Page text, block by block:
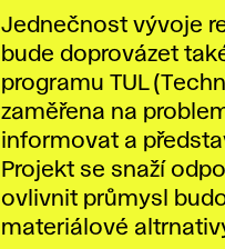
Jednečnost vývoje
bude doprovázet
programu TUL
zaměřena na
informovat a
Projekt se snaží
ovlivnit průmysl
materiálové